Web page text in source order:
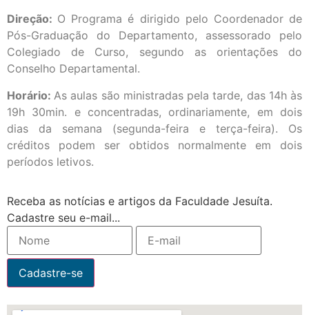
Direção: O Programa é dirigido pelo Coordenador de
Pós-Graduação do Departamento, assessorado pelo
Colegiado de Curso, segundo as orientações do
Conselho Departamental.
Horário: As aulas são ministradas pela tarde, das 14h às
19h 30min. e concentradas, ordinariamente, em dois
dias da semana (segunda-feira e terça-feira). Os
créditos podem ser obtidos normalmente em dois
períodos letivos.
Receba as notícias e artigos da Faculdade Jesuíta.
Cadastre seu e-mail...